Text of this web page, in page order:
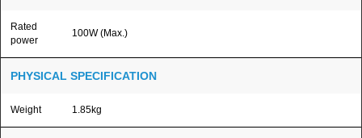
Rated
power
100W (Max.)
PHYSICAL SPECIFICATION
Weight 1.85kg